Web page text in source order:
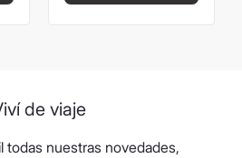
de viaje
todas nuestras novedades,